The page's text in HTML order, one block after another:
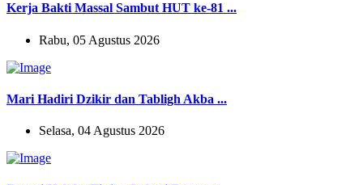
Kerja Bakti Massal Sambut HUT ke-81 ...
Rabu, 05 Agustus 2026
Mari Hadiri Dzikir dan Tabligh Akba ...
Selasa, 04 Agustus 2026